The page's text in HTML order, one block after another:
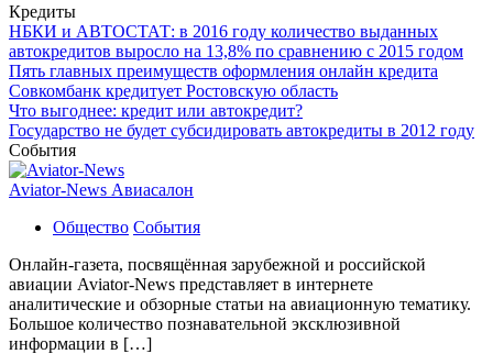
Кредиты
НБКИ и АВТОСТАТ: в 2016 году количество выданных
автокредитов выросло на 13,8% по сравнению с 2015 годом
Пять главных преимуществ оформления онлайн кредита
Совкомбанк кредитует Ростовскую область
Что выгоднее: кредит или автокредит?
Государство не будет субсидировать автокредиты в 2012 году
События
Aviator-News Авиасалон
Общество События
Онлайн-газета, посвящённая зарубежной и российской
авиации Aviator-News представляет в интернете
аналитические и обзорные статьи на авиационную тематику.
Большое количество познавательной эксклюзивной
информации в […]